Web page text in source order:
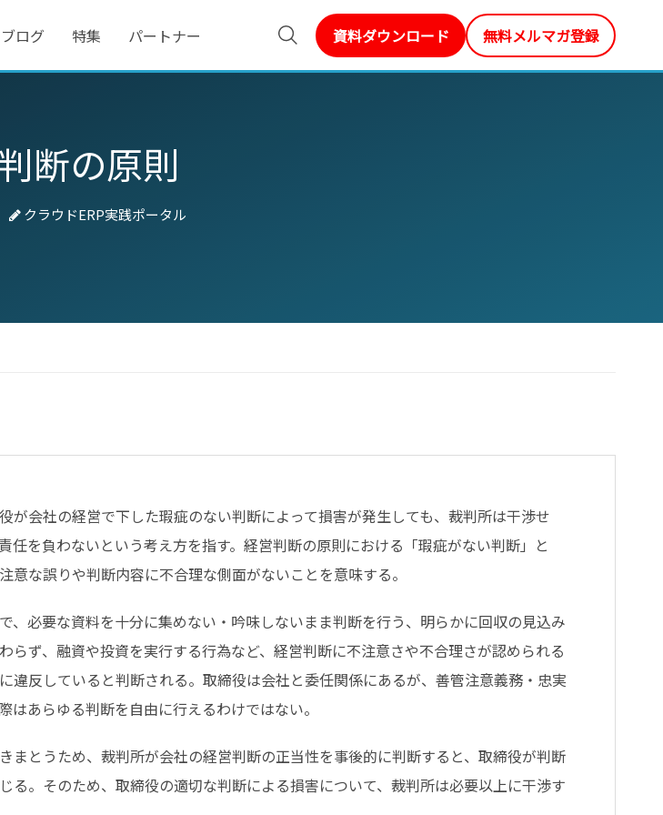
ブログ 特集 パートナー 資料ダウンロード 無料メルマガ登録
断の原則
クラウドERP実践ポータル
が会社の経営で下した瑕疵のない判断によって損害が発生しても、裁判所は干渉せ
任を負わないという考え方を指す。経営判断の原則における「瑕疵がない判断」と
意な誤りや判断内容に不合理な側面がないことを意味する。
、必要な資料を十分に集めない・吟味しないまま判断を行う、明らかに回収の見込み
らず、融資や投資を実行する行為など、経営判断に不注意さや不合理さが認められる
違反していると判断される。取締役は会社と委任関係にあるが、善管注意義務・忠実
はあらゆる判断を自由に行えるわけではない。
まとうため、裁判所が会社の経営判断の正当性を事後的に判断すると、取締役が判断
る。そのため、取締役の適切な判断による損害について、裁判所は必要以上に干渉す